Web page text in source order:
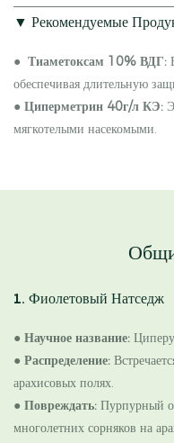
▼ Рекомендуемые
● Тиаметоксам 10% ВДГ:
обеспечивая длительную
● Циперметрин 40г/л КЭ:
мягкотелыми насекомыми.
1. Фиолетовый Натседж
● Научное название:
● Распределение:
арахисовых полях.
● Повреждать: Пурпурный
многолетних сорняков на